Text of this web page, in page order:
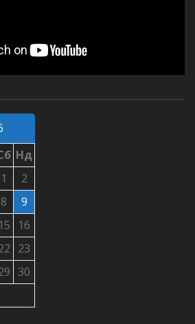
Нд
1
2
8
9
15
16
23
30